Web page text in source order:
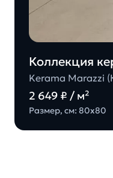
Коллекция
Kerama Marazzi
2 649 ₽ / м²
Размер, см: 80х80